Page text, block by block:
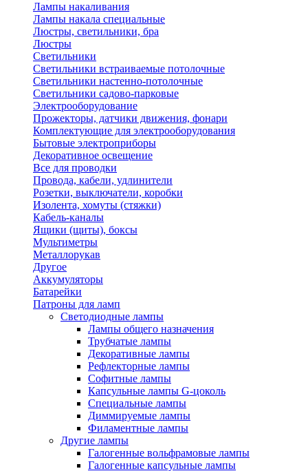
Лампы накаливания
Лампы накала специальные
Люстры, светильники, бра
Люстры
Светильники
Светильники встраиваемые потолочные
Светильники настенно-потолочные
Светильники садово-парковые
Электрооборудование
Прожекторы, датчики движения, фонари
Комплектующие для электрооборудования
Бытовые электроприборы
Декоративное освещение
Все для проводки
Провода, кабели, удлинители
Розетки, выключатели, коробки
Изолента, хомуты (стяжки)
Кабель-каналы
Ящики (щиты), боксы
Мультиметры
Металлорукав
Другое
Аккумуляторы
Батарейки
Патроны для ламп
Светодиодные лампы
Лампы общего назначения
Трубчатые лампы
Декоративные лампы
Рефлекторные лампы
Софитные лампы
Капсульные лампы G-цоколь
Специальные лампы
Диммируемые лампы
Филаментные лампы
Другие лампы
Галогенные вольфрамовые лампы
Галогенные капсульные лампы